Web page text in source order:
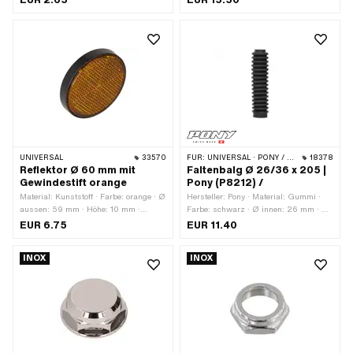
Linsenkopf · Oberfläche: rostfrei ·
Gesamtlänge: 29.3 mm · Ø Kopf
aussen: 14.2 mm · Schlüsselweite: 1.8
mm · Schaft: Nein · Gewindelänge: 16
mm · Festigkeitsklasse: A2-70 ·
Anzahl Bestandteile: 1 Stk.
UNIVERSAL 33570
Reflektor Ø 60 mm mit
Gewindestift orange
Material: Kunststoff · Farbe: orange · Ø
aussen: 59 mm · Höhe: 10 mm ·
Befestigungsart: Muttern · Anzahl
EUR 6.75
FÜR: UNIVERSAL · PONY / CILO (BETA 521 & 512) 18378
Faltenbalg Ø 26/36 x 205 |
Pony (P8212) /
Hersteller: Pony · Material: Gummi ·
Farbe: schwarz · Ø innen: 26 mm · Ø
innen 2: 36 mm · Gesamtlänge: 205
EUR 11.40
INOX INOX